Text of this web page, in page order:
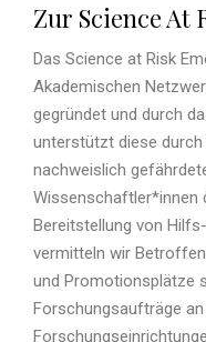
Zur Science At
Das Science at Risk
Akademischen
gegründet und durch
unterstützt diese durch
nachweislich
Wissenschaftler*innen
Bereitstellung von
vermitteln wir
und Promotionsplätze
Forschungsaufträge